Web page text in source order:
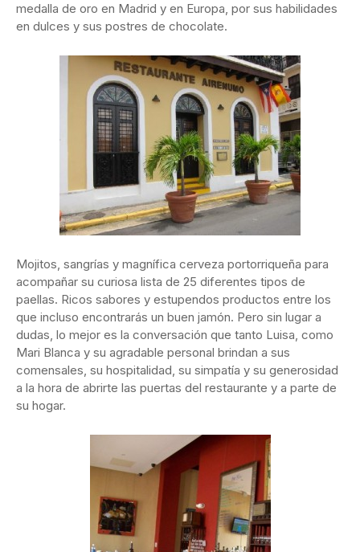
medalla de oro en Madrid y en Europa, por sus habilidades
en dulces y sus postres de chocolate.
Mojitos, sangrías y magnífica cerveza portorriqueña para
acompañar su curiosa lista de 25 diferentes tipos de
paellas. Ricos sabores y estupendos productos entre los
que incluso encontrarás un buen jamón. Pero sin lugar a
dudas, lo mejor es la conversación que tanto Luisa, como
Mari Blanca y su agradable personal brindan a sus
comensales, su hospitalidad, su simpatía y su generosidad
a la hora de abrirte las puertas del restaurante y a parte de
su hogar.